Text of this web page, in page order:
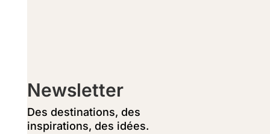
Newsletter
Des destinations, des
inspirations, des idées.